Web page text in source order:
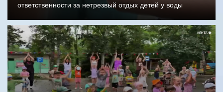
ответственности за нетрезвый отдых детей у воды